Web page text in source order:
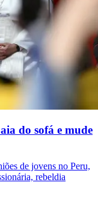
do sofá e mude
de jovens no Peru,
rebeldia